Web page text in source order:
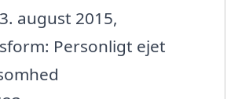
august 2015,
Personligt ejet